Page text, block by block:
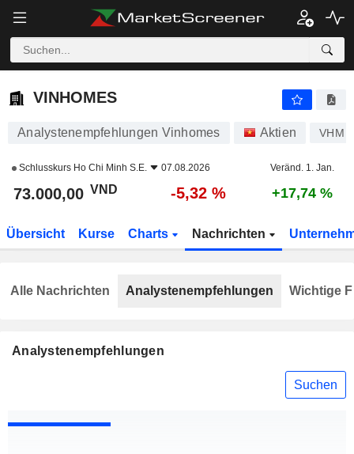
VINHOMES
VINHOMES
Analystenempfehlungen Vinhomes Aktien VHM
Schlusskurs Ho Chi Minh S.E. 07.08.2026 Veränd. 1. Jan.
73.000,00 VND -5,32 % +17,74 %
Übersicht Kurse Charts Nachrichten
Analystenempfehlungen
Suchen
Alle Nachrichten Analystenempfehlungen Wichtige